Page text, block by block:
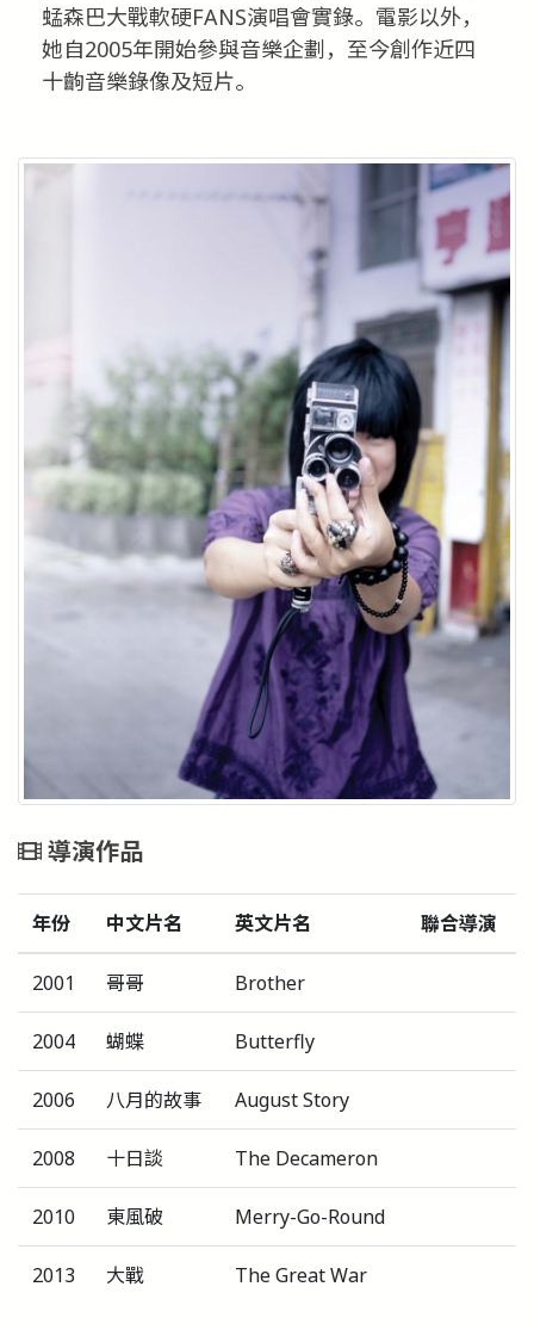
蜢森巴大戰軟硬FANS演唱會實錄。電影以外，
她自2005年開始參與音樂企劃，至今創作近四
十齣音樂錄像及短片。
導演作品
年份 中文片名 英文片名 聯合導演
2001 哥哥 Brother
2004 蝴蝶 Butterfly
2006 八月的故事 August Story
2008 十日談 The Decameron
2010 東風破 Merry-Go-Round
2013 大戰 The Great War